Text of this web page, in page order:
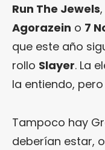
Run The Jewels,
Agorazein o 7
que este año
rollo Slayer. La
la entiendo,
Tampoco hay
deberían estar,